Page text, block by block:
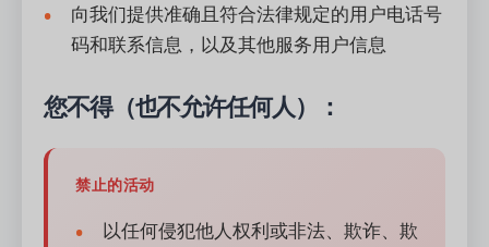
向我们提供准确且符合法律规定的用户电话号
码和联系信息，以及其他服务用户信息
您不得（也不允许任何人）：
禁止的活动
以任何侵犯他人权利或非法、欺诈、欺